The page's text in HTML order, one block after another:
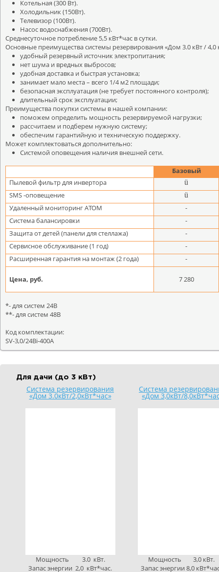
Котельная (300 Вт).
Холодильник (150Вт).
Телевизор (100Вт).
Насос водоснабжения (700Вт).
Среднесуточное потребление 5,5 кВт*час в сутки.
Основные преимущества системы резервирования «Дом 3.0 кВт / 4,0
удобный резервный источник электропитания;
нет шума и вредных выбросов;
удобная доставка и быстрая установка;
занимает мало места – всего 1/4 м2 площади;
безопасная эксплуатация (не требует постоянного контроля);
длительный срок эксплуатации;
Преимущества покупки системы в нашей компании:
поможем определить мощность резервируемой нагрузки;
рассчитаем и подберем нужную систему;
обеспечим гарантийную и техническую поддержку.
Может комплектоваться дополнительно:
Системой оповещения наличия внешней сети.
Базовый
Пылевой фильтр для инвертора
ü
SMS -оповещение ü
Удаленный мониторинг АТОМ
-
Система балансировки
-
Защита от детей (панели для стеллажа)
-
Сервисное обслуживание (1 год)
-
Расширенная гарантия на монтаж (2 года)
-
Цена, руб. 7 280
*- для систем 24В
**- для систем 48В
Код комплектации:
SV-3,0/24Bi-400A
Для дачи (до 3 кВт)
Система резервирования
«Дом 3.0кВт/2,0кВт*час»
Мощность 3.0 кВт.
Запас энергии 2,0 кВт*час.
Система
«Дом 3,0кВт/
Мощность 3,0 кВт.
Запас энергии 8,0